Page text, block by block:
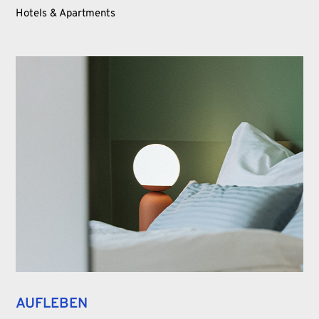
Hotels & Apartments
AUFLEBEN